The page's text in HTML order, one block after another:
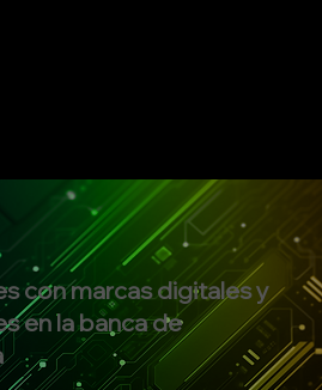
con marcas digitales y
en la banca de